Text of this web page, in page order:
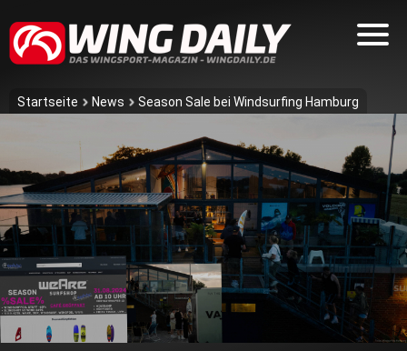
Startseite News Season Sale bei Windsurfing Hamburg